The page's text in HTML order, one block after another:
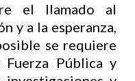
el llamado al
y a la esperanza,
se requiere
Pública y